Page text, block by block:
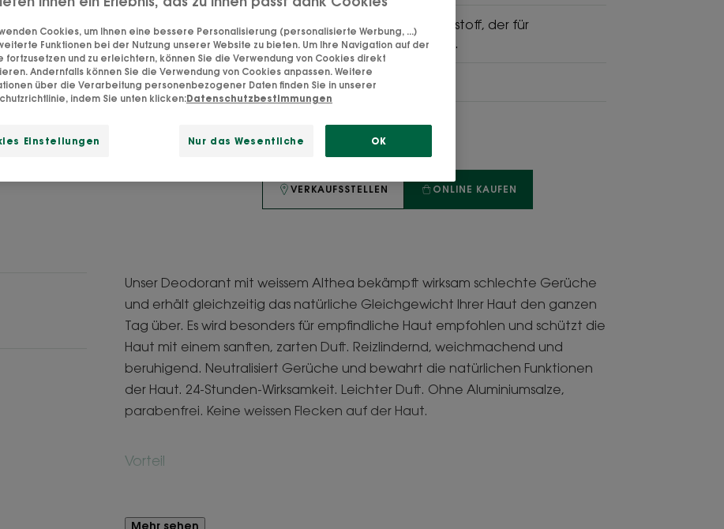
Beruhigender pflanzlicher Aktivstoff, der für
empfindliche Haut geeignet ist.
Beruhigend und erfrischend
VERKAUFSSTELLEN ONLINE KAUFEN
Unser Deodorant mit weissem Althea bekämpft wirksam schlechte Gerüche
und erhält gleichzeitig das natürliche Gleichgewicht Ihrer Haut den ganzen
Tag über. Es wird besonders für empfindliche Haut empfohlen und schützt die
Haut mit einem sanften, zarten Duft. Reizlindernd, weichmachend und
beruhigend. Neutralisiert Gerüche und bewahrt die natürlichen Funktionen
der Haut. 24-Stunden-Wirksamkeit. Leichter Duft. Ohne Aluminiumsalze,
parabenfrei. Keine weissen Flecken auf der Haut.
Vorteil
Mehr sehen
Cookies, um Ihnen eine bessere Personalisierung (personalisierte Werbung, ...)
Funktionen bei der Nutzung unserer Website zu bieten. Um Ihre Navigation auf der
fortzusetzen und zu erleichtern, können Sie die Verwendung von Cookies direkt
Andernfalls können Sie die Verwendung von Cookies anpassen. Weitere
über die Verarbeitung personenbezogener Daten finden Sie in unserer
indem Sie unten klicken:Datenschutzbestimmungen
Einstellungen Nur das Wesentliche OK